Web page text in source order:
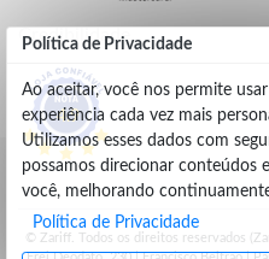
Política de Privacidade
Ao aceitar, você nos permite
experiência cada vez mais
Utilizamos esses dados com
possamos direcionar conteúdos
você, melhorando
Política de Privacidade
Credibilidade
4.9
© Zariff. Todos os direitos reservados